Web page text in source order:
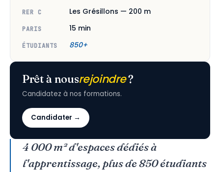
RER C Les Grésillons — 200 m
PARIS 15 min
ÉTUDIANTS 850+
Prêt à nousrejoindre?
Candidatez à nos formations.
Candidater →
4 000 m² d'espaces dédiés à
l'apprentissage, plus de 850 étudiants